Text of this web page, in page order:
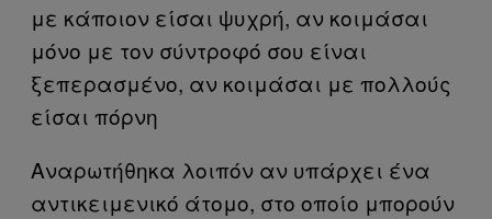
με κάποιον είσαι ψυχρή, αν κοιμάσαι
μόνο με τον σύντροφό σου είναι
ξεπερασμένο, αν κοιμάσαι με πολλούς
είσαι πόρνη
Αναρωτήθηκα λοιπόν αν υπάρχει ένα
αντικειμενικό άτομο, στο οποίο μπορούν